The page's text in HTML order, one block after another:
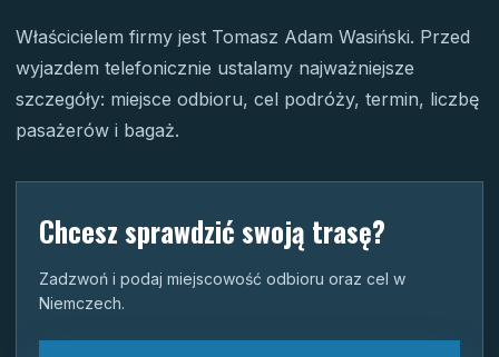
Właścicielem firmy jest Tomasz Adam Wasiński. Przed
wyjazdem telefonicznie ustalamy najważniejsze
szczegóły: miejsce odbioru, cel podróży, termin, liczbę
pasażerów i bagaż.
Chcesz sprawdzić swoją trasę?
Zadzwoń i podaj miejscowość odbioru oraz cel w
Niemczech.